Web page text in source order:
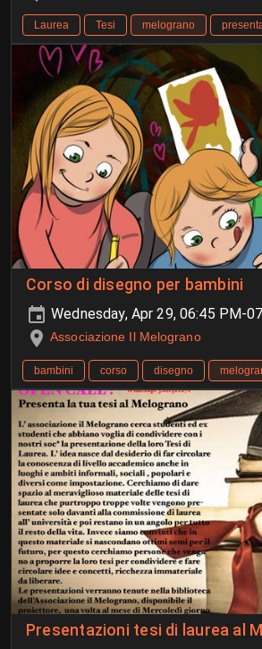
Laurea Tesi melograno
Corso di disegno per bambini
Wednesday, Apr 29, 06:45 PM-
Associazione Il Melograno
bambini corso disegno
Presentazioni tesi di laurea al